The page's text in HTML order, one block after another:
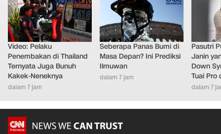
Video: Pelaku
Penembakan di Thailand
Ternyata Juga Bunuh
Kakek-Neneknya
dalam 7 jam
Seberapa Panas Bumi di
Masa Depan? Ini Prediksi
Ilmuwan
dalam 7 jam
Pasutri
Janin
Down
Tuai Pro
dalam 7